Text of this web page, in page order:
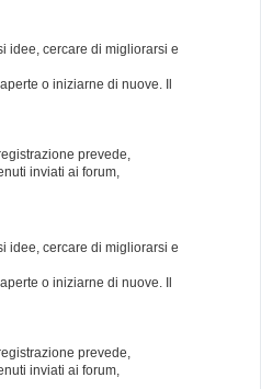
idee, cercare di migliorarsi e
o iniziarne di nuove. Il
prevede,
inviati ai forum,
idee, cercare di migliorarsi e
o iniziarne di nuove. Il
prevede,
inviati ai forum,